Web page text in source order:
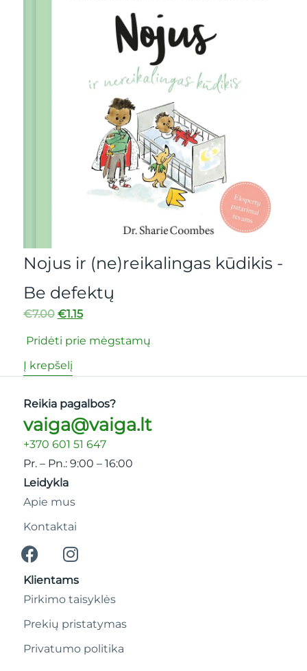
Nojus ir (ne)reikalingas kūdikis -
Be defektų
€7.00 €1.15
Pridėti prie mėgstamų
Į krepšelį
Reikia pagalbos?
vaiga@vaiga.lt
+370 601 51 647
Pr. – Pn.: 9:00 – 16:00
Leidykla
Apie mus
Kontaktai
Klientams
Pirkimo taisyklės
Prekių pristatymas
Privatumo politika